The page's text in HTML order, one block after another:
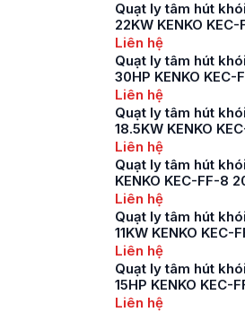
Quạt ly tâm hút
22KW KENKO KEC-
Liên hệ
Quạt ly tâm hút
30HP KENKO KEC-
Liên hệ
Quạt ly tâm hút
18.5KW KENKO
Liên hệ
Quạt ly tâm hút
KENKO KEC-FF-8
Liên hệ
Quạt ly tâm hút
11KW KENKO KEC-
Liên hệ
Quạt ly tâm hút
15HP KENKO KEC-
Liên hệ